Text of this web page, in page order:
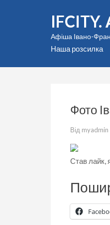
Афіша Івано-
Наша розсилка
Фото
Від myadmin
Став лайк,